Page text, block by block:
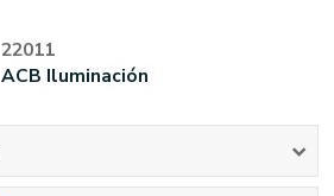
22011
ACB Iluminación